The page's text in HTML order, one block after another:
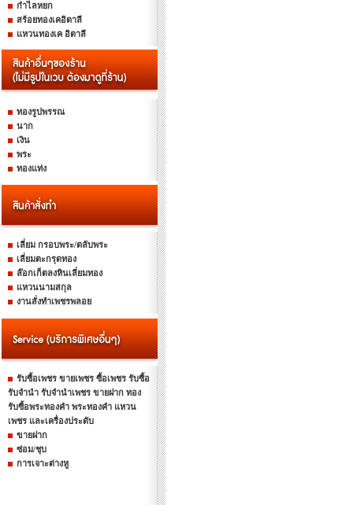
กำไลหยก
สร้อยทองเคอิตาลี
แหวนทองเค อิตาลี
ทองรูปพรรณ
นาก
เงิน
พระ
ทองแท่ง
เลี่ยม กรอบพระ/ตลับพระ
เลี่ยมตะกรุดทอง
ล๊อกเก็ตลงหินเลี่ยมทอง
แหวนนามสกุล
งานสั่งทำเพชรพลอย
รับซื้อเพชร ขายเพชร ซื้อเพชร รับซื้อ
รับจำนำ รับจำนำเพชร ขายฝาก ทอง
รับซื้อพระทองคำ พระทองคำ แหวน
เพชร และเครื่องประดับ
ขายฝาก
ซ่อม/ชุบ
การเจาะต่างหู